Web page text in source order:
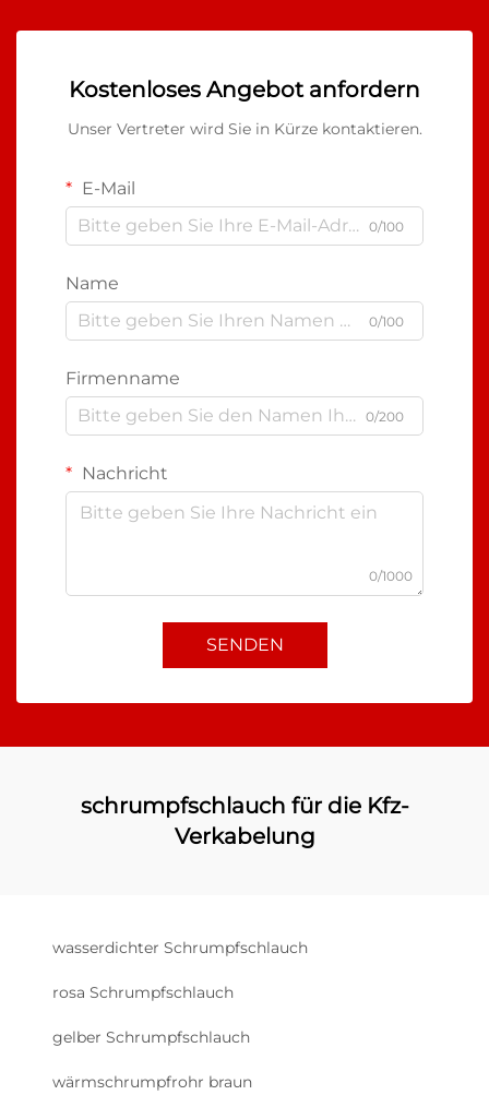
Kostenloses Angebot anfordern
Unser Vertreter wird Sie in Kürze kontaktieren.
E-Mail
0/100
Name
0/100
Firmenname
0/200
Nachricht
0/1000
SENDEN
schrumpfschlauch für die Kfz-
Verkabelung
wasserdichter Schrumpfschlauch
rosa Schrumpfschlauch
gelber Schrumpfschlauch
wärmschrumpfrohr braun